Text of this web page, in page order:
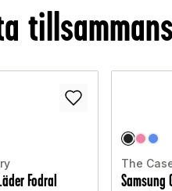
Fodral
The
Samsung